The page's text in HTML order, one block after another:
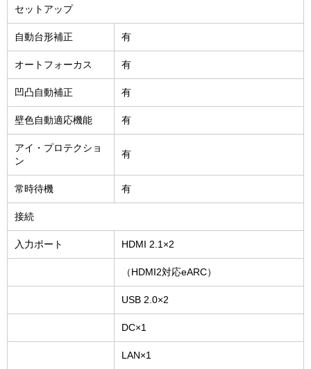
セットアップ
自動台形補正 有
オートフォーカス 有
凹凸自動補正 有
壁色自動適応機能 有
アイ・プロテクショ
ン
有
常時待機 有
接続
入力ポート HDMI 2.1×2
（HDMI2対応eARC）
USB 2.0×2
DC×1
LAN×1